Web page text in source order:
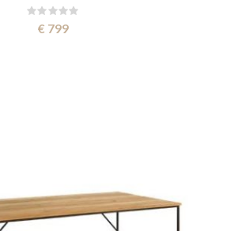
Rating:
€ 799